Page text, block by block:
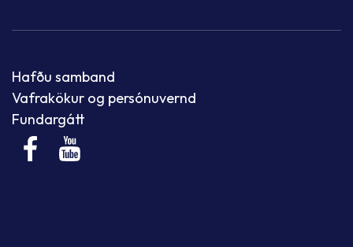
Hafðu samband
Vafrakökur og persónuvernd
Fundargátt